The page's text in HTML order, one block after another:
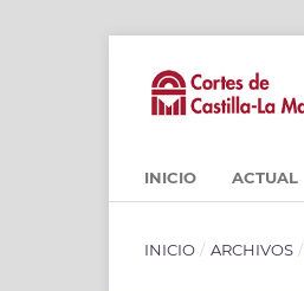
INICIO ACTUAL
INICIO / ARCHIVOS /